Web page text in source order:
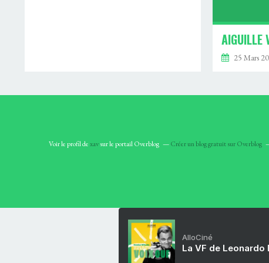
AIGUILLE
25 Mars
Voir le profil dexavsur le portail Overblog Créer un blog gratuit sur Overblog
AlloCiné
La VF de